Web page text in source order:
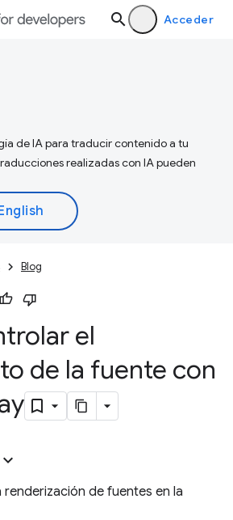
Acceder
de IA para traducir contenido a tu
realizadas con IA pueden
Blog
el
de la fuente con
renderización de fuentes en la